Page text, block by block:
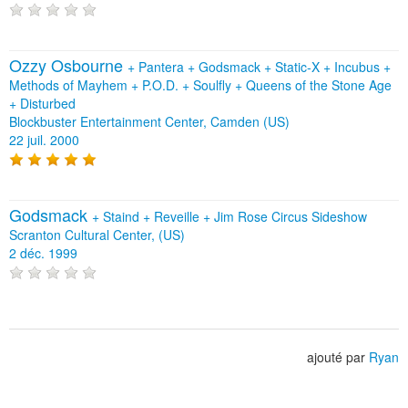
Ozzy Osbourne + Pantera + Godsmack + Static‐X + Incubus +
Methods of Mayhem + P.O.D. + Soulfly + Queens of the Stone Age
+ Disturbed
Blockbuster Entertainment Center, Camden (US)
22 juil. 2000
Godsmack + Staind + Reveille + Jim Rose Circus Sideshow
Scranton Cultural Center, (US)
2 déc. 1999
ajouté par Ryan